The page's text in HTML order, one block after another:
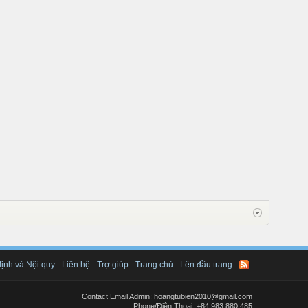
và Nội quy Liên hệ Trợ giúp Trang chủ Lên đầu trang
Contact Email Admin: hoangtubien2010@gmail.com
Phone/Điện Thoại: +84.983.880.485